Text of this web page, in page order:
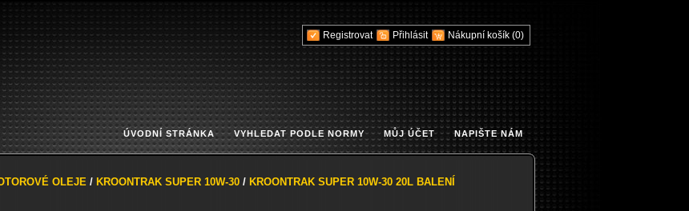
Registrovat Přihlásit Nákupní košík (0)
ÚVODNÍ STRÁNKA VYHLEDAT PODLE NORMY MŮJ ÚČET NAPIŠTE NÁM
OLEJE / KROONTRAK SUPER 10W-30 / KROONTRAK SUPER 10W-30 20L BALENÍ